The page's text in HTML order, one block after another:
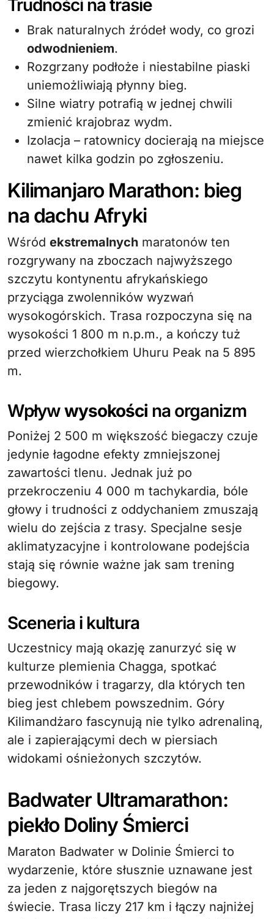
Trudności na trasie
Brak naturalnych źródeł wody, co grozi
odwodnieniem.
Rozgrzany podłoże i niestabilne piaski
uniemożliwiają płynny bieg.
Silne wiatry potrafią w jednej chwili
zmienić krajobraz wydm.
Izolacja – ratownicy docierają na miejsce
nawet kilka godzin po zgłoszeniu.
Kilimanjaro Marathon: bieg
na dachu Afryki
Wśród ekstremalnych maratonów ten
rozgrywany na zboczach najwyższego
szczytu kontynentu afrykańskiego
przyciąga zwolenników wyzwań
wysokogórskich. Trasa rozpoczyna się na
wysokości 1 800 m n.p.m., a kończy tuż
przed wierzchołkiem Uhuru Peak na 5 895
m.
Wpływwysokości na organizm
Poniżej 2 500 m większość biegaczy czuje
jedynie łagodne efekty zmniejszonej
zawartości tlenu. Jednak już po
przekroczeniu 4 000 m tachykardia, bóle
głowy i trudności z oddychaniem zmuszają
wielu do zejścia z trasy. Specjalne sesje
aklimatyzacyjne i kontrolowane podejścia
stają się równie ważne jak sam trening
biegowy.
Sceneria i kultura
Uczestnicy mają okazję zanurzyć się w
kulturze plemienia Chagga, spotkać
przewodników i tragarzy, dla których ten
bieg jest chlebem powszednim. Góry
Kilimandżaro fascynują nie tylko adrenaliną,
ale i zapierającymi dech w piersiach
widokami ośnieżonych szczytów.
Badwater Ultramarathon:
piekło Doliny Śmierci
Maraton Badwater w Dolinie Śmierci to
wydarzenie, które słusznie uznawane jest
za jeden z najgorętszych biegów na
świecie. Trasa liczy 217 km i łączy najniżej